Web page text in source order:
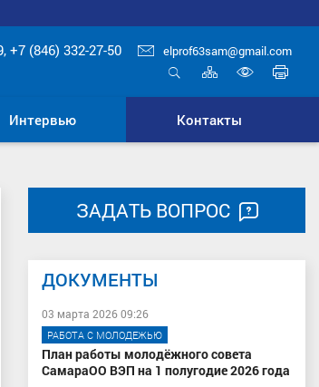
+7 (846) 332-27-50 elprof63sam@gmail.com
Карта
сайта
для
Интервью Контакты
ЗАДАТЬ ВОПРОС
ДОКУМЕНТЫ
03 марта 2026 09:26
РАБОТА С МОЛОДЕЖЬЮ
План работы молодёжного совета
СамараОО ВЭП на 1 полугодие 2026 года